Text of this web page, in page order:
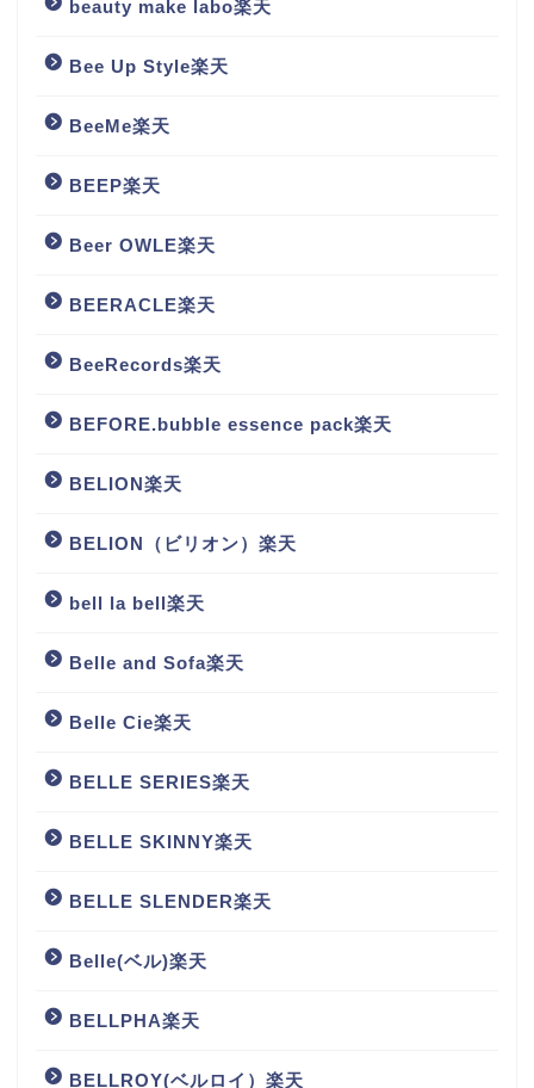
beauty make labo楽天
Bee Up Style楽天
BeeMe楽天
BEEP楽天
Beer OWLE楽天
BEERACLE楽天
BeeRecords楽天
BEFORE.bubble essence pack楽天
BELION楽天
BELION（ビリオン）楽天
bell la bell楽天
Belle and Sofa楽天
Belle Cie楽天
BELLE SERIES楽天
BELLE SKINNY楽天
BELLE SLENDER楽天
Belle(ベル)楽天
BELLPHA楽天
BELLROY(ベルロイ）楽天